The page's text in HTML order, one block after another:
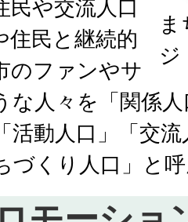
ジ
民や交流人口
住民と継続的
のファンやサ
な人々を「関係
活動人口」「交
づくり人口」と